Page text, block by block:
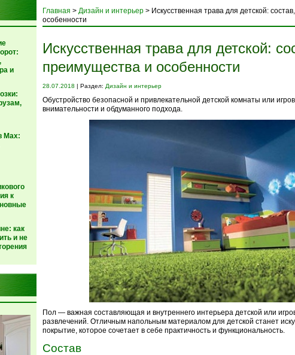
и
Max:
к
как
и не
Главная > Дизайн и интерьер > Искусственная трава для детской:
особенности
Искусственная трава для детской:
преимущества и особенности
28.07.2018 | Раздел: Дизайн и интерьер
Обустройство безопасной и привлекательной детской комнаты или
внимательности и обдуманного подхода.
Пол — важная составляющая и внутреннего интерьера детской или
развлечений. Отличным напольным материалом для детской станет
покрытие, которое сочетает в себе практичность и функциональность.
Состав